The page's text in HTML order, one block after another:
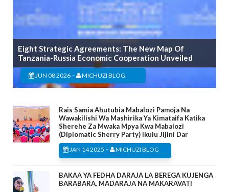
Eight Strategic Agreements: The New Map Of
Tanzania-Russia Economic Cooperation Unveiled
JUN 08 2026 - MICHUZI BLOG
Rais Samia Ahutubia Mabalozi Pamoja Na
Wawakilishi Wa Mashirika Ya Kimataifa Katika
Sherehe Za Mwaka Mpya Kwa Mabalozi
(Diplomatic Sherry Party) Ikulu Jijini Dar
JAN 14 2025 - MICHUZI BLOG
BAKAA YA FEDHA DARAJA LA BEREGA KUJENGA
BARABARA, MADARAJA NA MAKARAVATI